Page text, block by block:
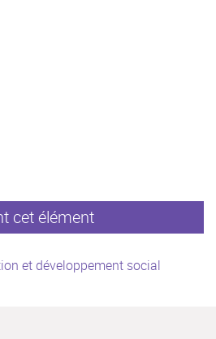
cet élément
et développement social